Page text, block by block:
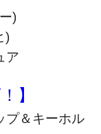
)
)
ア
】
プ＆キーホル